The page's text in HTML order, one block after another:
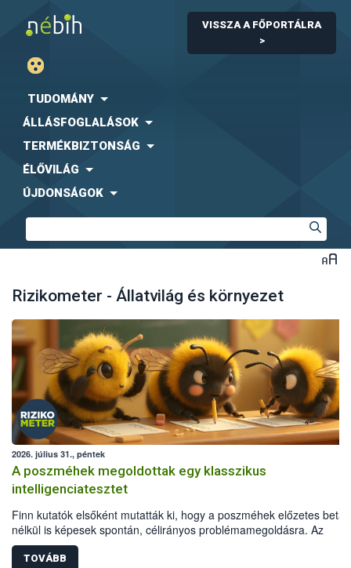
VISSZA A FŐPORTÁLRA
>
TUDOMÁNY
ÁLLÁSFOGLALÁSOK
TERMÉKBIZTONSÁG
ÉLŐVILÁG
ÚJDONSÁGOK
Rizikometer - Állatvilág és környezet
2026. július 31., péntek
A poszméhek megoldottak egy klasszikus
intelligenciatesztet
Finn kutatók elsőként mutatták ki, hogy a poszméhek előzetes
nélkül is képesek spontán, célirányos problémamegoldásra. Az
eredmények szerint ezeknek az apró rovaroknak az intelligenciája
alkalmazkodóképessége fejlettebb lehet, mint azt korábban
TOVÁBB